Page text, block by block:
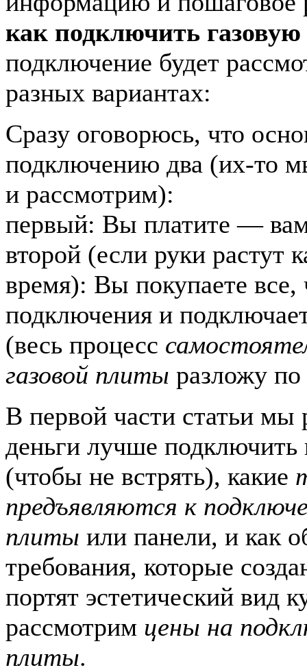
как подключить
подключение будет
разных вариантах:
Сразу оговорюсь, что
подключению два (их-то
и рассмотрим):
первый: Вы платите —
второй (если руки растут
время): Вы покупаете все,
подключения и
(весь процесс
газовой плиты разложу
В первой части статьи мы
деньги лучше подключить
(чтобы не встрять), какие
предъявляются к
плиты или панели, и как
требования, которые
портят эстетический вид
рассмотрим цены на
плиты.